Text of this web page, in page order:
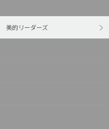
美的リーダーズ